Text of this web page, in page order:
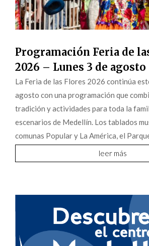
Programación Feria de
2026 – Lunes 3 de agosto
La Feria de las Flores 2026 continúa
agosto con una programación que
tradición y actividades para toda la
escenarios de Medellín. Los tablados
comunas Popular y La América, el
leer más